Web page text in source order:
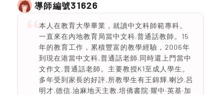
導師編號31626
本人在教育大學畢業，就讀中文科師範專科。
一直來在內地教育局當中文科.普通話教師。15
年的教育工作，累積豐富的教學經驗，2006年
到現在港當中文科,普通話老師.同時還上門當中
文作文,普通話老師。主要教授K1至成人學生。
多年受到家長的好評,所教學生有王錦輝.喇沙.呂
明才.德信.油麻地天主教.培僑書院·耀中·英基·加